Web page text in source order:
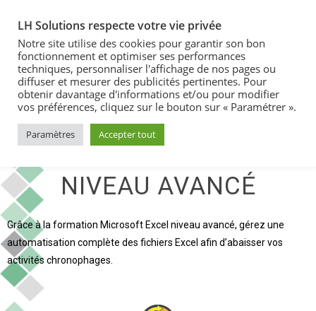
MICROSOFT EXCEL -
NIVEAU AVANCÉ
Grâce à la formation Microsoft Excel niveau avancé, gérez une
automatisation complète des fichiers Excel afin d’abaisser vos
activités chronophages.
LH Solutions respecte votre vie privée
Notre site utilise des cookies pour garantir son bon
fonctionnement et optimiser ses performances
techniques, personnaliser l'affichage de nos pages ou
diffuser et mesurer des publicités pertinentes. Pour
obtenir davantage d'informations et/ou pour modifier
vos préférences, cliquez sur le bouton sur « Paramétrer ».
Paramètres Accepter tout